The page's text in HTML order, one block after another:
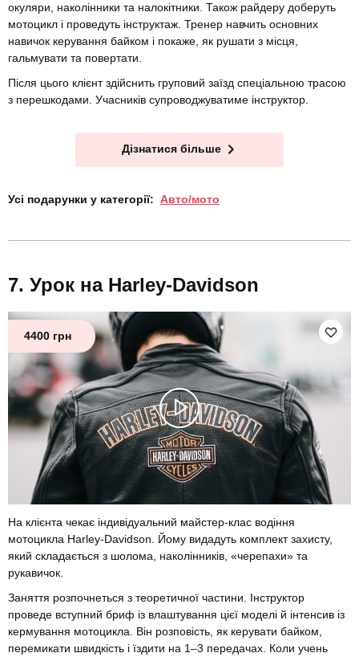
окуляри, наколінники та налокітники. Також райдеру доберуть
мотоцикл і проведуть інструктаж. Тренер навчить основних
навичок керування байком і покаже, як рушати з місця,
гальмувати та повертати.
Після цього клієнт здійснить груповий заїзд спеціальною трасою
з перешкодами. Учасників супроводжуватиме інструктор.
Дізнатися більше
Усі подарунки у категорії: Авто/мото
Урок на Harley-Davidson
4400 грн
На клієнта чекає індивідуальний майстер-клас водіння
мотоцикла Harley-Davidson. Йому видадуть комплект захисту,
який складається з шолома, наколінників, «черепахи» та
рукавичок.
Заняття розпочнеться з теоретичної частини. Інструктор
проведе вступний бриф із влаштування цієї моделі й інтенсив із
кермування мотоцикла. Він розповість, як керувати байком,
перемикати швидкість і їздити на 1–3 передачах. Коли учень